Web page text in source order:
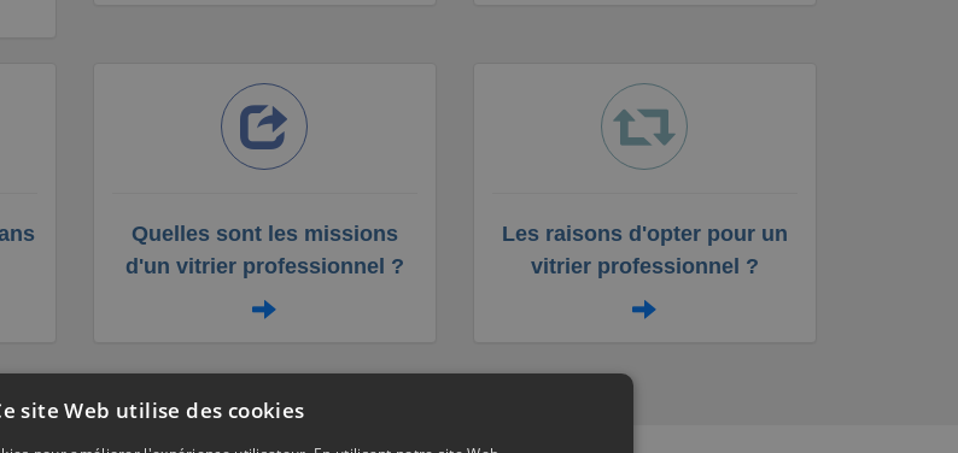
Quelles sont les missions
d'un vitrier professionnel ?
Les raisons d'opter pour un
vitrier professionnel ?
site Web utilise des cookies